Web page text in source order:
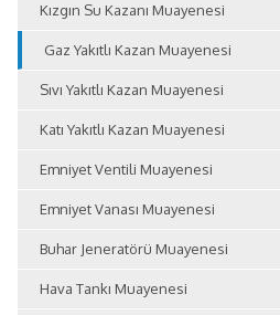
Kızgın Su Kazanı Muayenesi
Gaz Yakıtlı Kazan Muayenesi
Sıvı Yakıtlı Kazan Muayenesi
Katı Yakıtlı Kazan Muayenesi
Emniyet Ventili Muayenesi
Emniyet Vanası Muayenesi
Buhar Jeneratörü Muayenesi
Hava Tankı Muayenesi